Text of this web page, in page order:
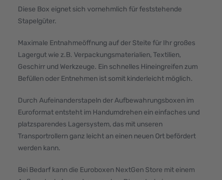
Diese Box eignet sich vornehmlich für feststehende
Stapelgüter.
Maximale Entnahmeöffnung auf der Steite für Ihr großes
Lagergut wie z.B. Verpackungsmaterialien, Textilien,
Geschirr und Werkzeuge. Ein schnelles Hineingreifen zum
Befüllen oder Entnehmen ist somit kinderleicht möglich.
Durch Aufeinanderstapeln der Aufbewahrungsboxen im
Euroformat entsteht im Handumdrehen ein einfaches und
platzsparendes Lagersystem, das mit unseren
Transportrollern ganz leicht an einen neuen Ort befördert
werden kann.
Bei Bedarf kann die Euroboxen NextGen Store mit einem